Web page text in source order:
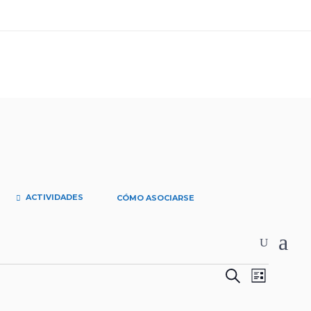
ACTIVIDADES CÓMO ASOCIARSE
BuscarLista